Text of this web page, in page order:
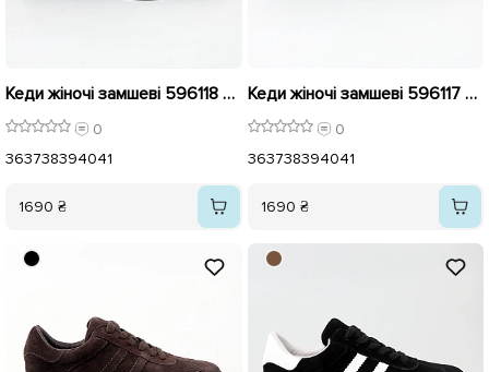
Кеди жіночі замшеві 596118 Коричневі
0
363738394041
1690 ₴
Кеди жіночі замшеві 596117 Чорні
0
363738394041
1690 ₴